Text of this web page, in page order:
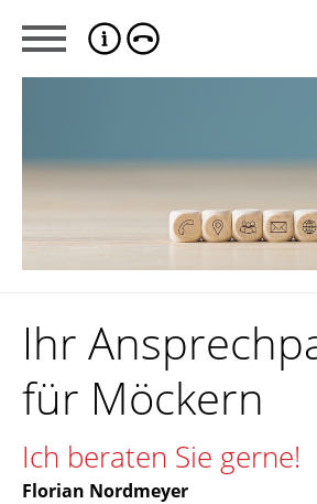
Ihr
für Möckern
Ich beraten Sie gerne!
Florian Nordmeyer